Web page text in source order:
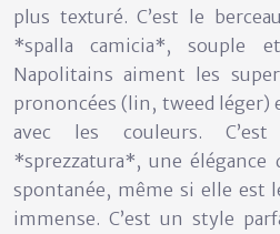
plus texturé. C’est le
*spalla camicia*, souple
Napolitains aiment les
prononcées (lin, tweed léger)
avec les couleurs.
*sprezzatura*, une élégance
spontanée, même si elle est
immense. C’est un style